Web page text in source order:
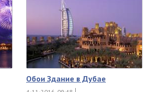
Обои Здание в Дубае